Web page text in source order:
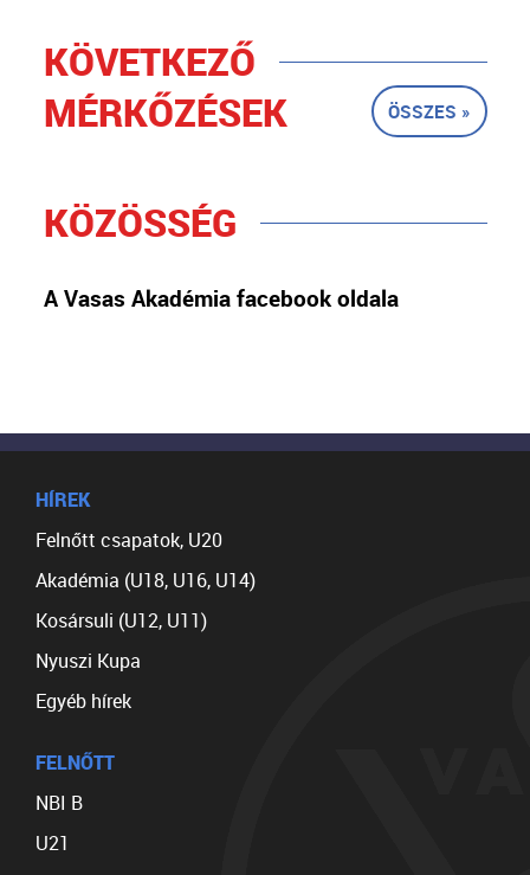
KÖVETKEZŐ
MÉRKŐZÉSEK
ÖSSZES »
KÖZÖSSÉG
A Vasas Akadémia facebook oldala
HÍREK
Felnőtt csapatok, U20
Akadémia (U18, U16, U14)
Kosársuli (U12, U11)
Nyuszi Kupa
Egyéb hírek
FELNŐTT
NBI B
U21